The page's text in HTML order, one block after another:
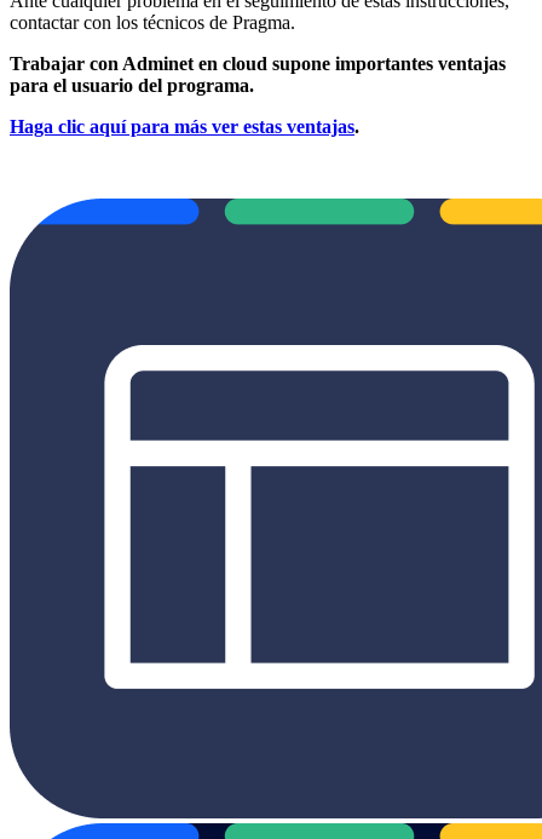
contactar con los técnicos de Pragma.
Trabajar con Adminet en cloud supone importantes ventajas
para el usuario del programa.
Haga clic aquí para más ver estas ventajas.